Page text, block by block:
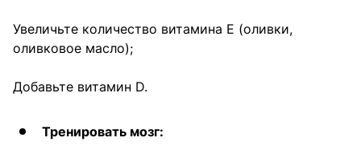
Увеличьте количество витамина Е (оливки,
оливковое масло);
Добавьте витамин D.
Тренировать мозг: